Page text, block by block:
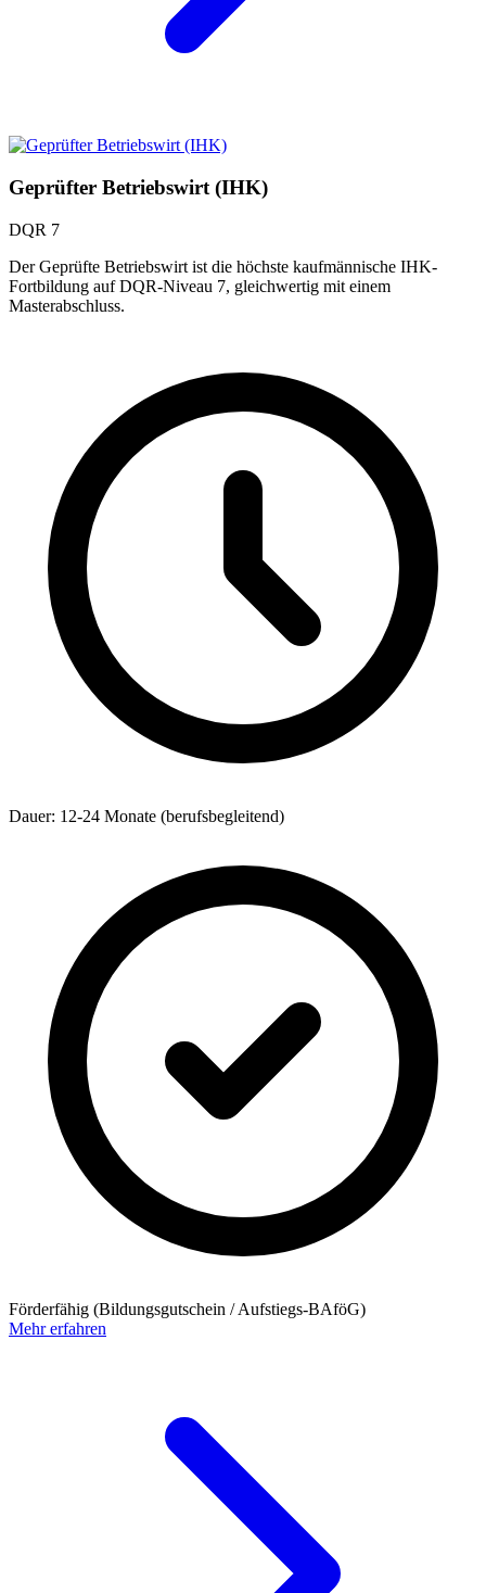
Geprüfter Betriebswirt (IHK)
DQR 7
Der Geprüfte Betriebswirt ist die höchste kaufmännische IHK-
Fortbildung auf DQR-Niveau 7, gleichwertig mit einem
Masterabschluss.
Dauer: 12-24 Monate (berufsbegleitend)
Förderfähig (Bildungsgutschein / Aufstiegs-BAföG)
Mehr erfahren